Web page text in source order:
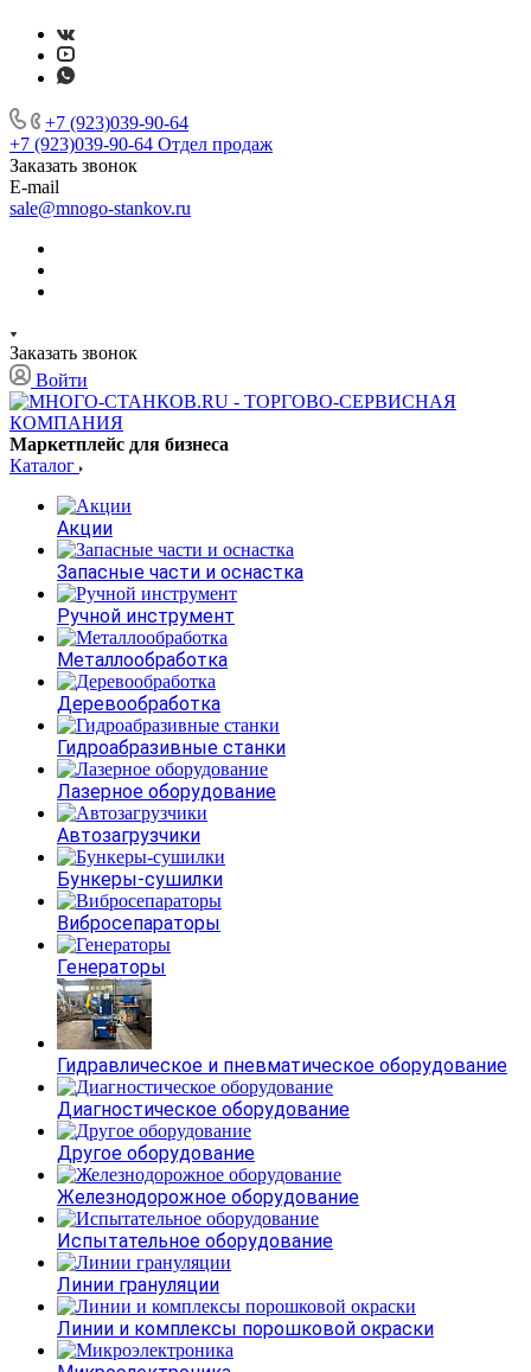
+7 (923)039-90-64
+7 (923)039-90-64 Отдел продаж
Заказать звонок
E-mail
sale@mnogo-stankov.ru
Заказать звонок
Войти
Маркетплейс для бизнеса
Каталог
Акции
Запасные части и оснастка
Ручной инструмент
Металлообработка
Деревообработка
Гидроабразивные станки
Лазерное оборудование
Автозагрузчики
Бункеры-сушилки
Вибросепараторы
Генераторы
Гидравлическое и пневматическое оборудование
Диагностическое оборудование
Другое оборудование
Железнодорожное оборудование
Испытательное оборудование
Линии грануляции
Линии и комплексы порошковой окраски